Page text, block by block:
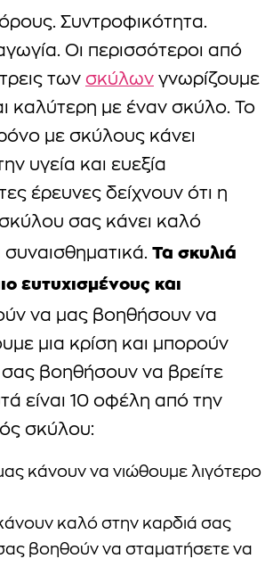
Συντροφικότητα.
Οι περισσότεροι από
των σκύλων γνωρίζουμε
καλύτερη με έναν σκύλο. Το
με σκύλους κάνει
υγεία και ευεξία
έρευνες δείχνουν ότι η
σας κάνει καλό
Τα σκυλιά
ευτυχισμένους και
να μας βοηθήσουν να
μια κρίση και μπορούν
βοηθήσουν να βρείτε
είναι 10 οφέλη από την
σκύλου:
κάνουν να νιώθουμε λιγότερο
καλό στην καρδιά σας
βοηθούν να σταματήσετε να